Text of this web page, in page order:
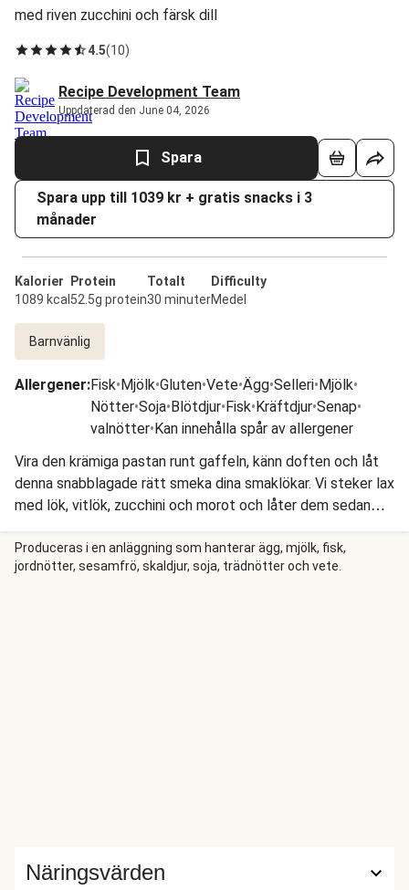
med riven zucchini och färsk dill
4.5(10)
Recipe Development Team
Uppdaterad den June 04, 2026
Spara
Spara upp till 1039 kr + gratis snacks i 3
månader
Kalorier
1089 kcal
Protein
52.5g protein
Totalt
30 minuter
Difficulty
Medel
Barnvänlig
Allergener:Fisk•Mjölk•Gluten•Vete•Ägg•Selleri•Mjölk•
Nötter•Soja•Blötdjur•Fisk•Kräftdjur•Senap•
valnötter•Kan innehålla spår av allergener
Vira den krämiga pastan runt gaffeln, känn doften och låt
denna snabblagade rätt smeka dina smaklökar. Vi steker lax
med lök, vitlök, zucchini och morot och låter dem sedan
puttra i en underbar crème fraiche-sås som vi smaksätter
med dill och buljong. Sedan vänder vi ner färsk tagliatelle i
såsen, och så är det bara att hugga in!
Produceras i en anläggning som hanterar ägg, mjölk, fisk,
jordnötter, sesamfrö, skaldjur, soja, trädnötter och vete.
Näringsvärden